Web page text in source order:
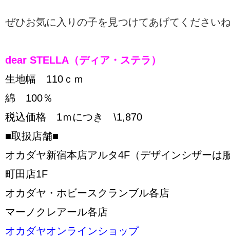
ぜひお気に入りの子を見つけてあげてください
dear STELLA（ディア・ステラ）
生地幅 110ｃｍ
綿 100％
税込価格 1ｍにつき \1,870
■取扱店舗■
オカダヤ新宿本店アルタ4F（デザインシザーは
町田店1F
オカダヤ・ホビースクランブル各店
マーノクレアール各店
オカダヤオンラインショップ